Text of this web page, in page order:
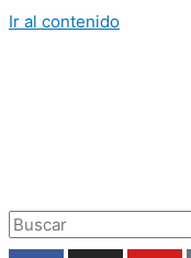
Ir al contenido